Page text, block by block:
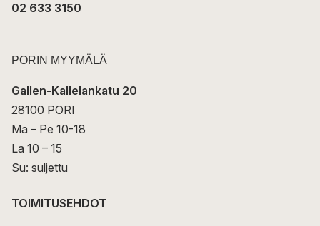
02 633 3150
PORIN MYYMÄLÄ
Gallen-Kallelankatu 20
28100 PORI
Ma – Pe 10-18
La 10 – 15
Su: suljettu
TOIMITUSEHDOT